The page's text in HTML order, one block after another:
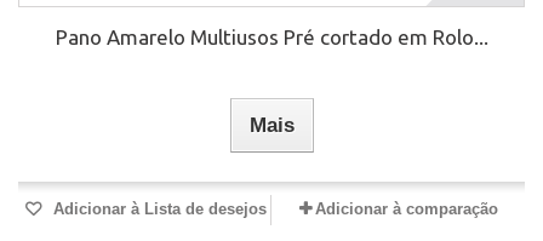
Pano Amarelo Multiusos Pré cortado em Rolo...
Mais
Adicionar à Lista de desejos Adicionar à comparação